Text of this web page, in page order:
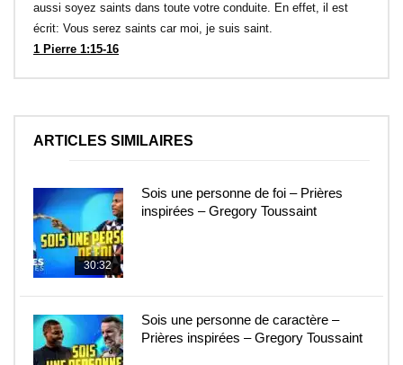
aussi soyez saints dans toute votre conduite. En effet, il est
écrit: Vous serez saints car moi, je suis saint.
1 Pierre 1:15-16
ARTICLES SIMILAIRES
30:32
Sois une personne de foi – Prières
inspirées – Gregory Toussaint
Sois une personne de caractère –
Prières inspirées – Gregory Toussaint